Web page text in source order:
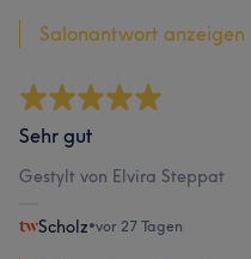
Salonantwort anzeigen
Sehr gut
Gestylt von Elvira Steppat
Scholz•vor 27 Tagen